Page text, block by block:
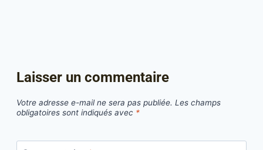
Laisser un commentaire
Votre adresse e-mail ne sera pas publiée. Les champs
obligatoires sont indiqués avec *